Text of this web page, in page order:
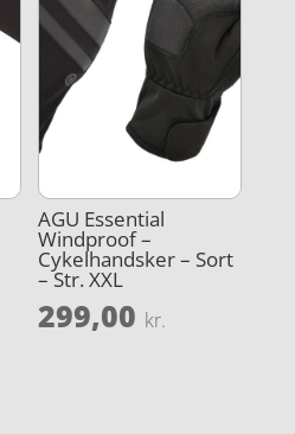
AGU Essential
Windproof –
Cykelhandsker – Sort
– Str. XXL
299,00 kr.